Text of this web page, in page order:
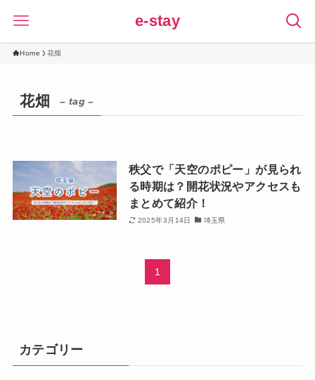
e-stay
Home 花畑
花畑 – tag –
秩父で「天空のポピー」が見られ
る時期は？開花状況やアクセスも
まとめて紹介！
2025年3月14日 埼玉県
1
カテゴリー